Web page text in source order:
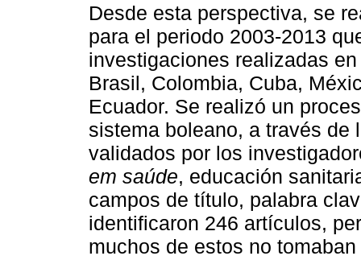
Desde esta perspectiva, se
para el periodo 2003-2013
investigaciones realizadas
Brasil, Colombia, Cuba,
Ecuador. Se realizó un
sistema boleano, a través de
validados por los
em saúde, educación
campos de título, palabra
identificaron 246 artículos,
muchos de estos no